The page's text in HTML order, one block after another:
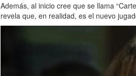
Además, al inicio cree que se llama
revela que, en realidad, es el nuevo